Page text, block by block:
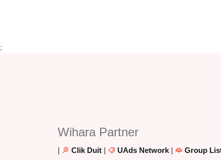
;
Wihara Partner
| Clik Duit | UAds Network | Group